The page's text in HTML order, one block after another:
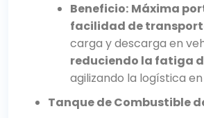
Beneficio: Máxima
facilidad de
carga y descarga en
reduciendo la fatiga
agilizando la logística
Tanque de Combustible